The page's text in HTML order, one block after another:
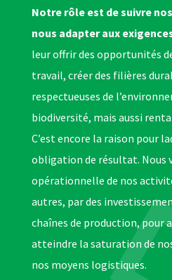
Notre rôle est de suivre nos agriculteurs et de
nous adapter aux
leur offrir des opportunités
travail, créer des filières
respectueuses de
biodiversité, mais aussi
C’est encore la raison pour
obligation de résultat. Nous
opérationnelle de nos
autres, par des
chaînes de production, pour
atteindre la saturation de
nos moyens logistiques.